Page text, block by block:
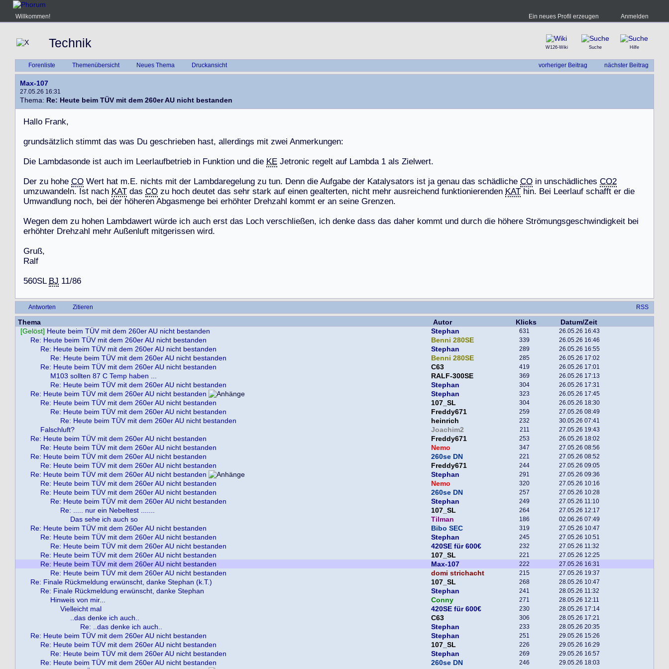
Willkommen! Ein neues Profil erzeugen Anmelden
Technik W126-Wiki Suche Hilfe
vorheriger Beitrag nächster Beitrag
Forenliste Themenübersicht Neues Thema Druckansicht
Max-107
27.05.26 16:31
Thema: Re: Heute beim TÜV mit dem 260er AU nicht bestanden
Hallo Frank,
grundsätzlich stimmt das was Du geschrieben hast, allerdings mit zwei Anmerkungen:
Die Lambdasonde ist auch im Leerlaufbetrieb in Funktion und die KE Jetronic regelt auf Lambda 1 als Zielwert.
Der zu hohe CO Wert hat m.E. nichts mit der Lambdaregelung zu tun. Denn die Aufgabe der Katalysators ist ja genau das schädliche CO in unschädliches CO2
umzuwandeln. Ist nach KAT das CO zu hoch deutet das sehr stark auf einen gealterten, nicht mehr ausreichend funktionierenden KAT hin. Bei Leerlauf schafft er die
Umwandlung noch, bei der höheren Abgasmenge bei erhöhter Drehzahl kommt er an seine Grenzen.
Wegen dem zu hohen Lambdawert würde ich auch erst das Loch verschließen, ich denke dass das daher kommt und durch die höhere Strömungsgeschwindigkeit bei
erhöhter Drehzahl mehr Außenluft mitgerissen wird.
Gruß,
Ralf
560SL BJ 11/86
Antworten Zitieren RSS
Thema Autor Klicks
Datum/Zeit
[Gelöst] Heute beim TÜV mit dem 260er AU nicht bestanden Stephan 631 26.05.26 16:43
Re: Heute beim TÜV mit dem 260er AU nicht bestanden Benni 280SE 339 26.05.26 16:46
Re: Heute beim TÜV mit dem 260er AU nicht bestanden Stephan 289 26.05.26 16:55
Re: Heute beim TÜV mit dem 260er AU nicht bestanden Benni 280SE 285 26.05.26 17:02
Re: Heute beim TÜV mit dem 260er AU nicht bestanden C63 419 26.05.26 17:01
M103 sollten 87 C Temp haben ... RALF-300SE 369 26.05.26 17:13
Re: Heute beim TÜV mit dem 260er AU nicht bestanden Stephan 304 26.05.26 17:31
Re: Heute beim TÜV mit dem 260er AU nicht bestanden Stephan 323 26.05.26 17:45
Re: Heute beim TÜV mit dem 260er AU nicht bestanden 107_SL 304 26.05.26 18:30
Re: Heute beim TÜV mit dem 260er AU nicht bestanden Freddy671 259 27.05.26 08:49
Re: Heute beim TÜV mit dem 260er AU nicht bestanden heinrich 232 30.05.26 07:41
Falschluft? Joachim2 211 27.05.26 19:43
Re: Heute beim TÜV mit dem 260er AU nicht bestanden Freddy671 253 26.05.26 18:02
Re: Heute beim TÜV mit dem 260er AU nicht bestanden Nemo 347 27.05.26 08:56
Re: Heute beim TÜV mit dem 260er AU nicht bestanden 260se DN 221 27.05.26 08:52
Re: Heute beim TÜV mit dem 260er AU nicht bestanden Freddy671 244 27.05.26 09:05
Re: Heute beim TÜV mit dem 260er AU nicht bestanden Stephan 291 27.05.26 09:36
Re: Heute beim TÜV mit dem 260er AU nicht bestanden Nemo 320 27.05.26 10:16
Re: Heute beim TÜV mit dem 260er AU nicht bestanden 260se DN 257 27.05.26 10:28
Re: Heute beim TÜV mit dem 260er AU nicht bestanden Stephan 249 27.05.26 11:10
Re: ..... nur ein Nebeltest ....... 107_SL 264 27.05.26 12:17
Das sehe ich auch so Tilman 186 02.06.26 07:49
Re: Heute beim TÜV mit dem 260er AU nicht bestanden Bibo SEC 319 27.05.26 10:47
Re: Heute beim TÜV mit dem 260er AU nicht bestanden Stephan 245 27.05.26 10:51
Re: Heute beim TÜV mit dem 260er AU nicht bestanden 420SE für 600€ 232 27.05.26 11:32
Re: Heute beim TÜV mit dem 260er AU nicht bestanden 107_SL 221 27.05.26 12:25
Re: Heute beim TÜV mit dem 260er AU nicht bestanden Max-107 222 27.05.26 16:31
Re: Heute beim TÜV mit dem 260er AU nicht bestanden domi strichacht 215 27.05.26 19:37
Re: Finale Rückmeldung erwünscht, danke Stephan (k.T.) 107_SL 268 28.05.26 10:47
Re: Finale Rückmeldung erwünscht, danke Stephan Stephan 241 28.05.26 11:32
Hinweis von mir... Conny 271 28.05.26 12:11
Vielleicht mal 420SE für 600€ 230 28.05.26 17:14
..das denke ich auch.. C63 306 28.05.26 17:21
Re: ..das denke ich auch.. Stephan 233 28.05.26 20:35
Re: Heute beim TÜV mit dem 260er AU nicht bestanden Stephan 251 29.05.26 15:26
Re: Heute beim TÜV mit dem 260er AU nicht bestanden 107_SL 226 29.05.26 16:29
Re: Heute beim TÜV mit dem 260er AU nicht bestanden Stephan 269 29.05.26 16:57
Re: Heute beim TÜV mit dem 260er AU nicht bestanden 260se DN 246 29.05.26 18:03